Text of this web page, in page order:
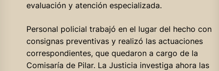
evaluación y atención especializada.
Personal policial trabajó en el lugar del hecho con
consignas preventivas y realizó las actuaciones
correspondientes, que quedaron a cargo de la
Comisaría de Pilar. La Justicia investiga ahora las